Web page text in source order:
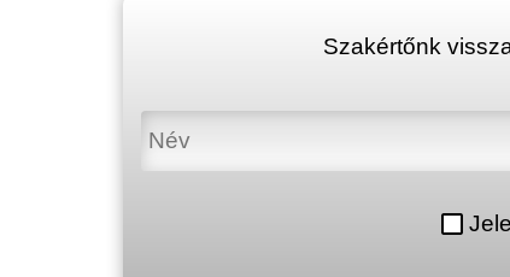
Szakértőnk